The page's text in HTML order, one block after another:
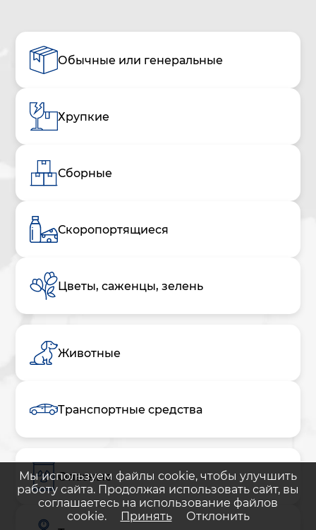
Обычные или генеральные
Хрупкие
Сборные
Скоропортящиеся
Цветы, саженцы, зелень
Животные
Транспортные средства
Опасные
Мы используем файлы cookie, чтобы улучшить
работу сайта. Продолжая использовать сайт, вы
соглашаетесь на использование файлов
cookie.
Принять Отклонить